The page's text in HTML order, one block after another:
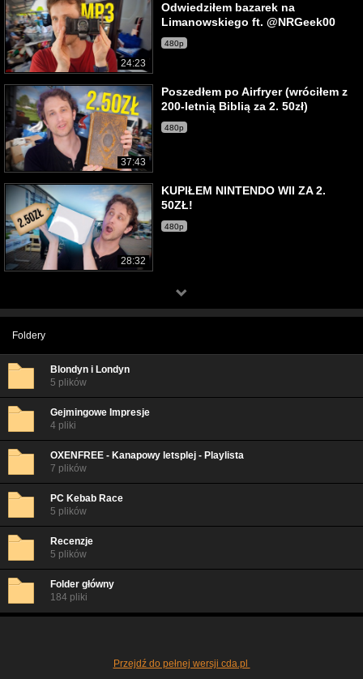
24:23
Odwiedziłem bazarek na
Limanowskiego ft. @NRGeek00
480p
37:43
Poszedłem po Airfryer (wróciłem z
200-letnią Biblią za 2. 50zł)
480p
28:32
KUPIŁEM NINTENDO WII ZA 2.
50ZŁ!
480p
Foldery
Blondyn i Londyn
5 plików
Gejmingowe Impresje
4 pliki
OXENFREE - Kanapowy letsplej - Playlista
7 plików
PC Kebab Race
5 plików
Recenzje
5 plików
Folder główny
184 pliki
Przejdź do pełnej wersji cda.pl